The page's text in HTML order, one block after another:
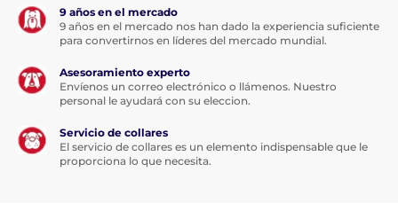
El collar antiladrido tiene unas
dimensiones de 3,5 cm x 6 cm x 2,5 cm
(ancho, alto, fondo) y una forma
ergonómica. Así será muy fácil que los cachorros lo
lleven y se acostumbren más fácilmente. El collar
mm.
9 años en el mercado
9 años en el mercado nos han dado la experiencia suficiente
para convertirnos en líderes del mercado mundial.
Asesoramiento experto
Envíenos un correo electrónico o llámenos. Nuestro
personal le ayudará con su eleccion.
Servicio de collares
El servicio de collares es un elemento indispensable que le
proporciona lo que necesita.